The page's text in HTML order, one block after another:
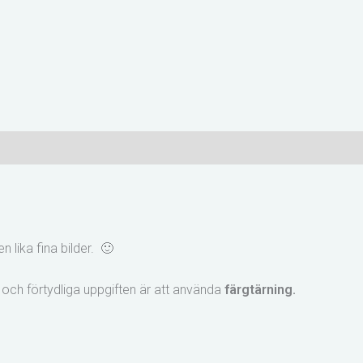
lika fina bilder. 🙂
förtydliga uppgiften är att använda färgtärning.